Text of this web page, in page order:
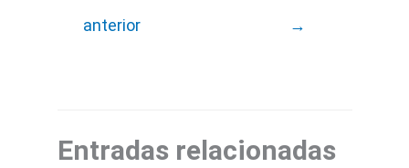
anterior
→
Entradas relacionadas